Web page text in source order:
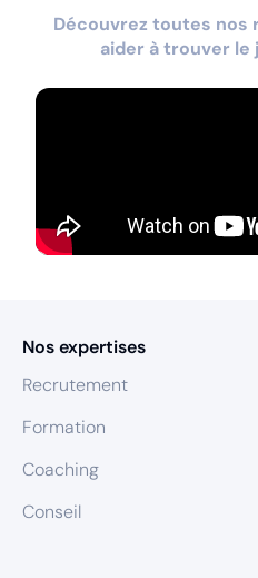
Découvrez toutes nos
aider à trouver le
Nos expertises
Recrutement
Formation
Coaching
Conseil